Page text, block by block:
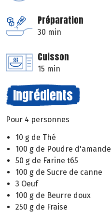
Préparation
30 min
Cuisson
15 min
Ingrédients
Pour 4 personnes
10 g de Thé
100 g de Poudre d'amande
50 g de Farine t65
100 g de Sucre de canne
3 Oeuf
100 g de Beurre doux
250 g de Fraise